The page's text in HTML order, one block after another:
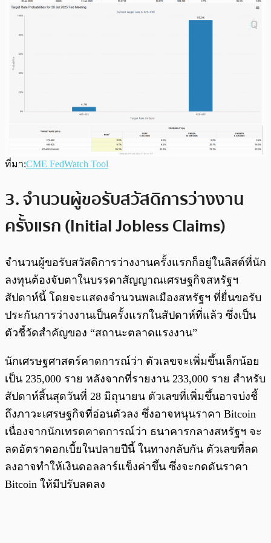
ที่มา:CME FedWatch Tool
3. จำนวนผู้ขอรับสวัสดิการว่างงาน
ครั้งแรก (Initial Jobless Claims)
จำนวนผู้ขอรับสวัสดิการว่างงานครั้งแรกก็อยู่ในลิสต์ที่นัก
ลงทุนต้องจับตาในบรรดาสัญญาณเศรษฐกิจสหรัฐฯ
สัปดาห์นี้ โดยจะแสดงจำนวนพลเมืองสหรัฐฯ ที่ยื่นขอรับ
ประกันการว่างงานเป็นครั้งแรกในสัปดาห์ที่แล้ว ซึ่งเป็น
ตัวชี้วัดสำคัญของ “สถานะตลาดแรงงาน”
นักเศรษฐศาสตร์คาดการณ์ว่า ตัวเลขจะเพิ่มขึ้นเล็กน้อย
เป็น 235,000 ราย หลังจากที่รายงาน 233,000 ราย สำหรับ
สัปดาห์สิ้นสุดวันที่ 28 มิถุนายน ตัวเลขที่เพิ่มขึ้นอาจบ่งชี้
ถึงภาวะเศรษฐกิจที่อ่อนตัวลง ซึ่งอาจหนุนราคา Bitcoin
เนื่องจากนักเทรดคาดการณ์ว่า ธนาคารกลางสหรัฐฯ จะ
ลดอัตราดอกเบี้ยในปลายปีนี้ ในทางกลับกัน ตัวเลขที่ลด
ลงอาจทำให้เงินดอลลาร์แข็งค่าขึ้น ซึ่งจะกดดันราคา
Bitcoin ให้มีปรับลดลง